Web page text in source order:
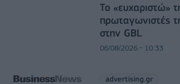
Το «ευχαριστώ»
πρωταγωνιστές
στην GBL
06/08/2026 - 10:33
advertising.gr